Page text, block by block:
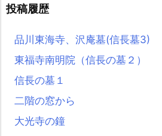
投稿履歴
品川東海寺、沢庵墓(信長墓3)
東福寺南明院（信長の墓２）
信長の墓１
二階の窓から
大光寺の鐘